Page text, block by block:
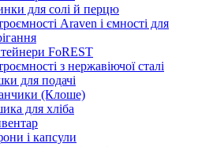
для солі й перцю
Araven і ємності для
FoREST
з нержавіючої сталі
для подачі
(Клоше)
для хліба
і капсули